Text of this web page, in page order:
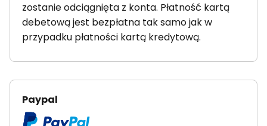
zostanie odciągnięta z konta. Płatność kartą
debetową jest bezpłatna tak samo jak w
przypadku płatności kartą kredytową.
Paypal